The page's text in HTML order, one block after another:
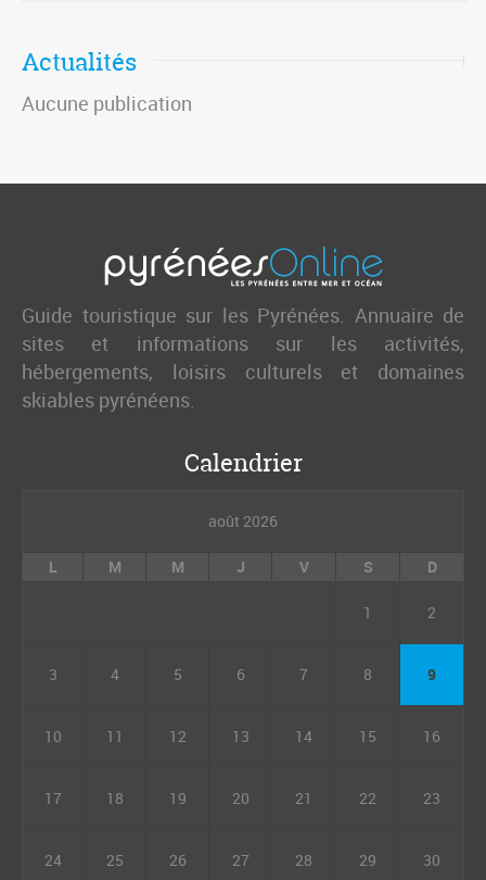
Actualités
Aucune publication
Guide touristique sur les Pyrénées. Annuaire de
sites et informations sur les activités,
hébergements, loisirs culturels et domaines
skiables pyrénéens.
Calendrier
août 2026
L M M J V S D
1 2
3 4 5 6 7 8 9
10 11 12 13 14 15 16
17 18 19 20 21 22 23
24 25 26 27 28 29 30